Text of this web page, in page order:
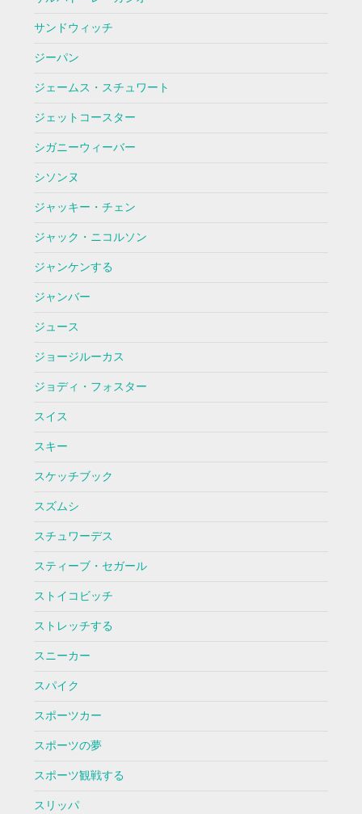
サンドウィッチ
ジーパン
ジェームス・スチュワート
ジェットコースター
シガニーウィーバー
シソンヌ
ジャッキー・チェン
ジャック・ニコルソン
ジャンケンする
ジャンバー
ジュース
ジョージルーカス
ジョディ・フォスター
スイス
スキー
スケッチブック
スズムシ
スチュワーデス
スティーブ・セガール
ストイコビッチ
ストレッチする
スニーカー
スパイク
スポーツカー
スポーツの夢
スポーツ観戦する
スリッパ